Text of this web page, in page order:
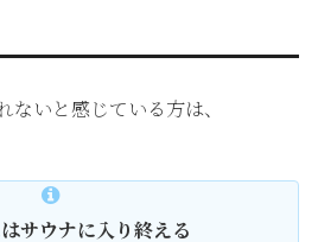
ないと感じている方は、
サウナに入り終える